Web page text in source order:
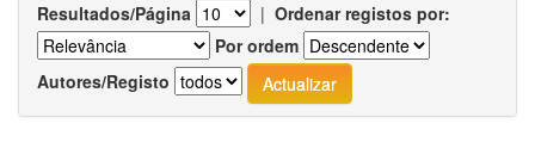
Resultados/Página | Ordenar registos por:
Por ordem
Autores/Registo